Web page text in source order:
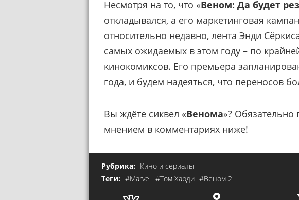
Несмотря на то, что «Веном: Да будет
откладывался, а его маркетинговая
относительно недавно, лента Энди
самых ожидаемых в этом году – по
кинокомиксов. Его премьера
года, и будем надеяться, что переносов
Вы ждёте сиквел «Венома»? Обязательно
мнением в комментариях ниже!
Рубрика: Кино и сериалы
Теги: #Marvel #Том Харди #Веном 2